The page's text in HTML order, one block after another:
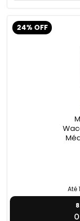
24% OFF
Até
0